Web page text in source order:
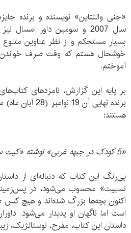
«جنی والنتاین» نویسنده و برنده
سال 2007 و سومین داور
بسیار مستحکم و از نظر عناوین
خوشحال هستم که وقت صرف خواندن
آموختم.
بر پایه این گزارش، نامزدهای
برنده نهایی آن
هستند:
«5 کودک در جبهه غربی» نوشته «کیت ساندرز»
نسبیت» محسوب می‌شود، در
اکنون بچه‌ها بزرگ شده‌اند و هیچ
است اما ناگهان او پدیدار می‌شود.
داستان این کتاب، مفرح، نوستالژیک،